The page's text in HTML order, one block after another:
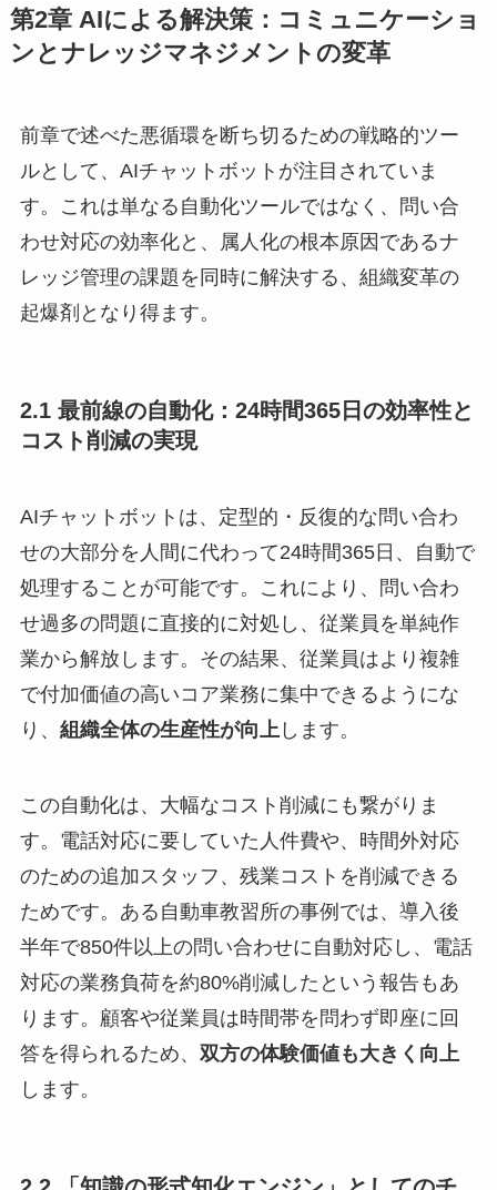
第2章 AIによる解決策：コミュニケーショ
ンとナレッジマネジメントの変革
前章で述べた悪循環を断ち切るための戦略的ツー
ルとして、AIチャットボットが注目されていま
す。これは単なる自動化ツールではなく、問い合
わせ対応の効率化と、属人化の根本原因であるナ
レッジ管理の課題を同時に解決する、組織変革の
起爆剤となり得ます。
2.1 最前線の自動化：24時間365日の効率性と
コスト削減の実現
AIチャットボットは、定型的・反復的な問い合わ
せの大部分を人間に代わって24時間365日、自動で
処理することが可能です。これにより、問い合わ
せ過多の問題に直接的に対処し、従業員を単純作
業から解放します。その結果、従業員はより複雑
で付加価値の高いコア業務に集中できるようにな
り、 組織全体の生産性が向上します。
この自動化は、大幅なコスト削減にも繋がりま
す。電話対応に要していた人件費や、時間外対応
のための追加スタッフ、残業コストを削減できる
ためです。ある自動車教習所の事例では、導入後
半年で850件以上の問い合わせに自動対応し、電話
対応の業務負荷を約80%削減したという報告もあ
ります。顧客や従業員は時間帯を問わず即座に回
答を得られるため、 双方の体験価値も大きく向上
します。